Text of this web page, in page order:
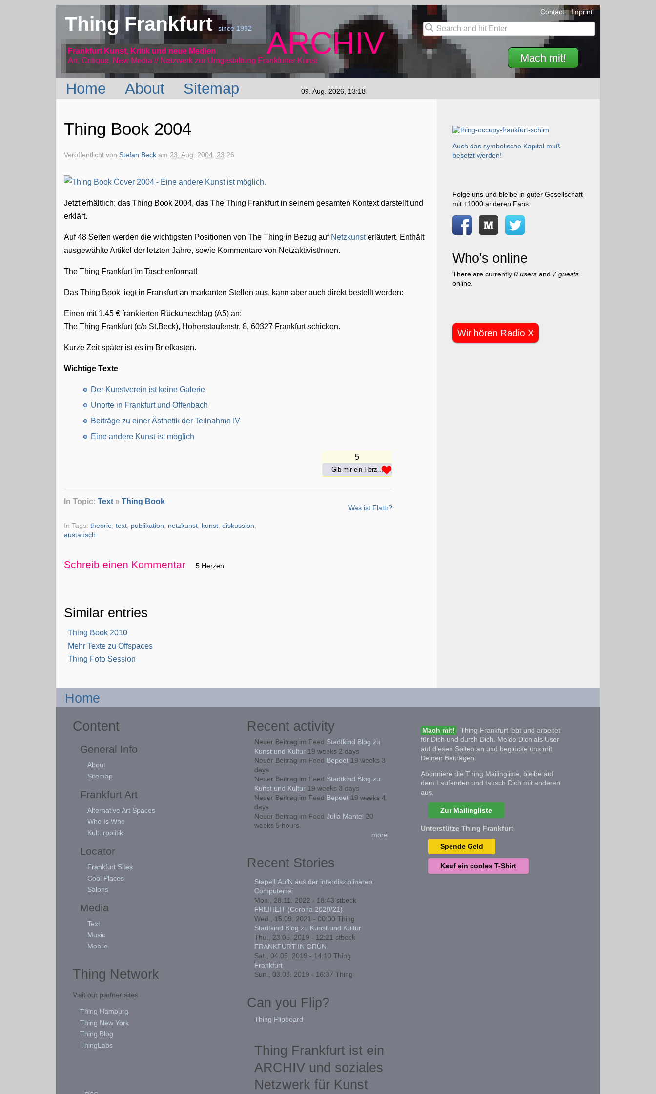
Thing Frankfurtsince 1992
Frankfurt Kunst, Kritik und neue Medien
Art, Critique, New Media // Netzwerk
ARCHIV
zur Umgestaltung Frankfurter Kunst Mach mit!
Contact Imprint
Home About Sitemap 09. Aug. 2026, 13:18
Thing Book 2004
Veröffentlicht vonStefan Beck am23. Aug. 2004, 23:26
Jetzt erhältlich: das Thing Book 2004, das The Thing Frankfurt in seinem gesamten Kontext darstellt und
erklärt.
Auf 48 Seiten werden die wichtigsten Positionen von The Thing in Bezug auf Netzkunsterläutert. Enthält
ausgewählte Artikel der letzten Jahre, sowie Kommentare von NetzaktivistInnen.
The Thing Frankfurt im Taschenformat!
Das Thing Book liegt in Frankfurt an markanten Stellen aus, kann aber auch direkt bestellt werden:
Einen mit 1.45 € frankierten Rückumschlag (A5) an:
The Thing Frankfurt (c/o St.Beck),Hohenstaufenstr. 8, 60327 Frankfurtschicken.
Kurze Zeit später ist es im Briefkasten.
Wichtige Texte
Der Kunstverein ist keine Galerie
Unorte in Frankfurt und Offenbach
Beiträge zu einer Ästhetik der Teilnahme IV
Eine andere Kunst ist möglich
5
Gib mir ein Herz...
In Topic:Text »Thing Book
In Tags:theorie ,text publikation netzkunst kunst ,diskussion
austausch
Was ist Flattr?
Schreib einen Kommentar 5 Herzen
Similar entries
Thing Book 2010
Mehr Texte zu Offspaces
Thing Foto Session
Auch das symbolische Kapital muß
besetzt werden!
Folge uns und bleibe in guter Gesellschaft
mit +1000 anderen Fans.
Who's online
There are currently 0 usersand 7 guests
online.
Wir hören Radio X
Home
Content
General Info
About
Sitemap
Frankfurt Art
Alternative Art Spaces
Who Is Who
Kulturpolitik
Locator
Frankfurt Sites
Cool Places
Salons
Media
Text
Music
Mobile
Thing Network
Visit our partner sites
Thing Hamburg
Thing New York
Thing Blog
ThingLabs
Recent activity
Neuer Beitrag im Feed Stadtkind Blog zu
Kunst und Kultur19 weeks 2 days
Neuer Beitrag im Feed Bepoet19 weeks 3
days
Neuer Beitrag im Feed Stadtkind Blog zu
Kunst und Kultur19 weeks 3 days
Neuer Beitrag im Feed Bepoet19 weeks 4
days
Neuer Beitrag im Feed Julia Mantel 20
weeks 5 hours
more
Recent Stories
StapelLAufN aus der interdisziplinären
Computerrei
Mon., 28.11. 2022 - 18:43 stbeck
FREIHEIT (Corona 2020/21)
Wed., 15.09. 2021 - 00:00 Thing
Stadtkind Blog zu Kunst und Kultur
Thu., 23.05. 2019 - 12:21 stbeck
FRANKFURT IN GRÜN
Sat., 04.05. 2019 - 14:10 Thing
Frankfurt
Sun., 03.03. 2019 - 16:37 Thing
Can you Flip?
Thing Flipboard
Thing Frankfurt ist ein
ARCHIV und soziales
Netzwerk für Kunst
Mach mit!
Thing Frankfurt lebt und arbeitet
für Dich und durch Dich. Melde Dich als User
auf diesen Seiten an und beglücke uns mit
Deinen Beiträgen.
Abonniere die Thing Mailingliste, bleibe auf
dem Laufenden und tausch Dich mit anderen
aus.
Zur Mailingliste
Unterstütze Thing Frankfurt
Spende Geld
Kauf ein cooles T-Shirt